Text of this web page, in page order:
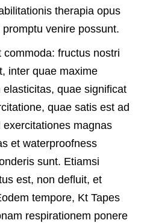
therapia opus
venire possunt.
fructus nostri
inter quae maxime
quae significat
quae satis est ad
magnas
et waterproofness
sunt. Etiamsi
est, non defluit, et
tempore, Kt Tapes
respirationem ponere